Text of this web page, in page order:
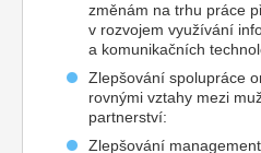
změnám na trhu práce
v rozvojem využívání
a komunikačních
Zlepšování spolupráce
rovnými vztahy mezi
partnerství:
Zlepšování